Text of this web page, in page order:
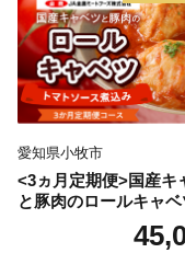
愛知県小牧市
<3ヵ月定期便>国産キ
と豚肉のロールキャベ